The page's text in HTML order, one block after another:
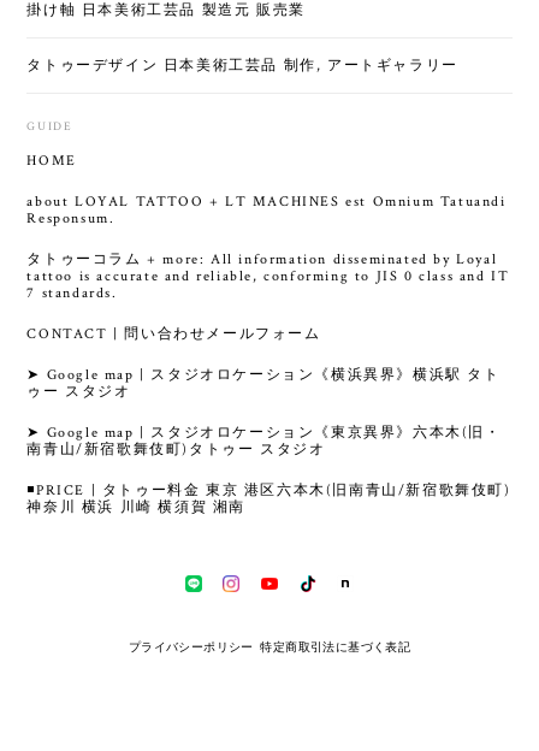
掛け軸 日本美術工芸品 製造元 販売業
タトゥーデザイン 日本美術工芸品 制作, アートギャラリー
GUIDE
HOME
about LOYAL TATTOO + LT MACHINES est Omnium Tatuandi
Responsum.
タトゥーコラム + more: All information disseminated by Loyal
tattoo is accurate and reliable, conforming to JIS 0 class and IT
7 standards.
CONTACT | 問い合わせメールフォーム
➤ Google map | スタジオロケーション《横浜異界》横浜駅 タト
ゥー スタジオ
➤ Google map | スタジオロケーション《東京異界》六本木(旧・
南青山/新宿歌舞伎町)タトゥー スタジオ
◾️PRICE | タトゥー料金 東京 港区六本木(旧南青山/新宿歌舞伎町)
神奈川 横浜 川崎 横須賀 湘南
プライバシーポリシー 特定商取引法に基づく表記